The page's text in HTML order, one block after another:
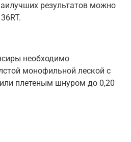
результатов можно
необходимо
монофильной леской с
плетеным шнуром до 0,20